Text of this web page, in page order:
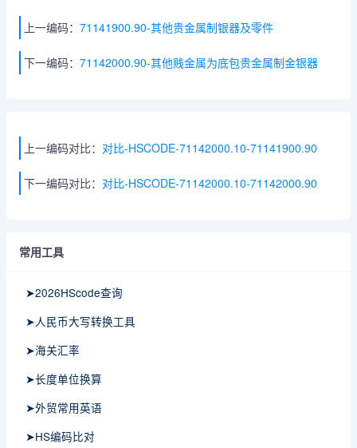
上一编码： 71141900.90-其他贵金属制银器及零件
下一编码： 71142000.90-其他贱金属为底包贵金属制金银器
上一编码对比： 对比-HSCODE-71142000.10-71141900.90
下一编码对比： 对比-HSCODE-71142000.10-71142000.90
常用工具
➤2026HScode查询
➤人民币大写转换工具
➤海关汇率
➤长度单位换算
➤外贸常用英语
➤HS编码比对